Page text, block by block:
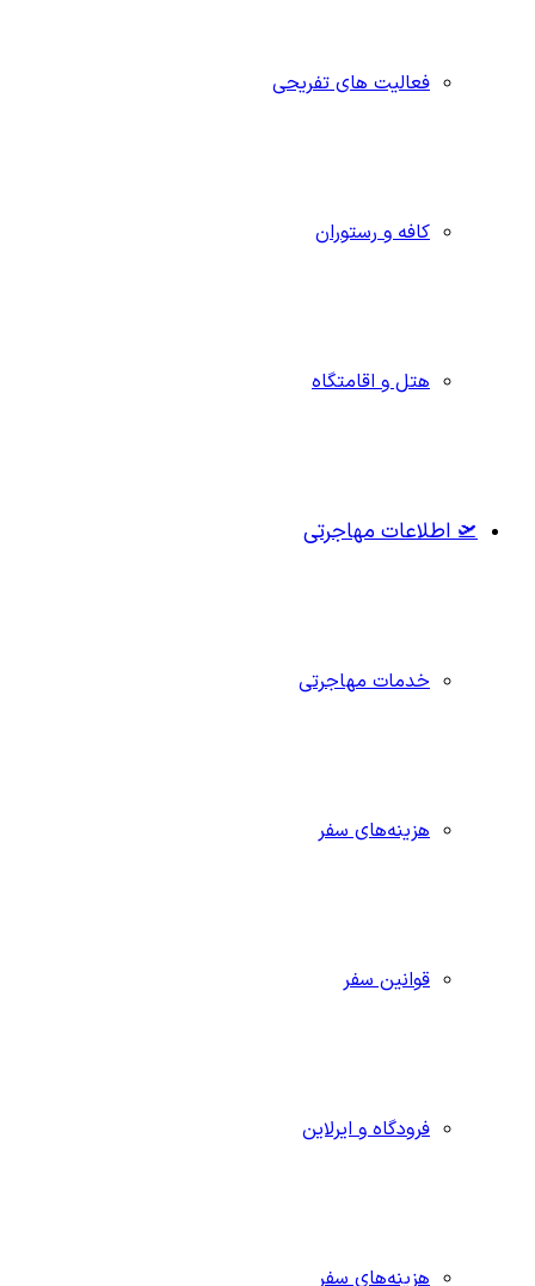
فعالیت های تفریحی
کافه و رستوران
هتل و اقامتگاه
🛫 اطلاعات مهاجرتی
خدمات مهاجرتی
هزینه‌های سفر
قوانین سفر
فرودگاه و ایرلاین
هزینه‌های سفر